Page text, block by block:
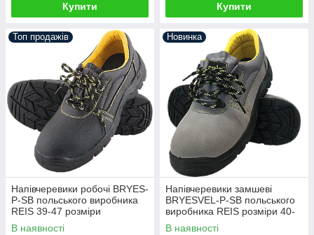
Купити Купити
Топ продажів
Напівчеревики робочі BRYES-
P-SB польського виробника
REIS 39-47 розміри
В наявності
Новинка
Напівчеревики замшеві
BRYESVEL-P-SB польського
виробника REIS розміри 40-
46
В наявності